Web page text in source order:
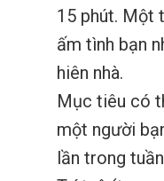
15 phút. Một
ấm tình bạn
hiên nhà.
Mục tiêu có
một người
lần trong